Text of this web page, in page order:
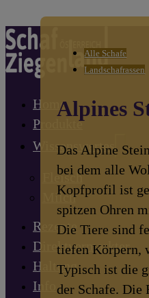
Home
Produkte
Wissenswertes
Fleisch
Milch
Rezepte
Direktvermarkter
Haltung
Info
Alle Schafe
Landschafrassen
Alpines
Das Alpine
bei dem alle
Kopfprofil ist
spitzen Ohren
Die Tiere sind
tiefen Körpern,
Typisch ist die
der Schafe. Die